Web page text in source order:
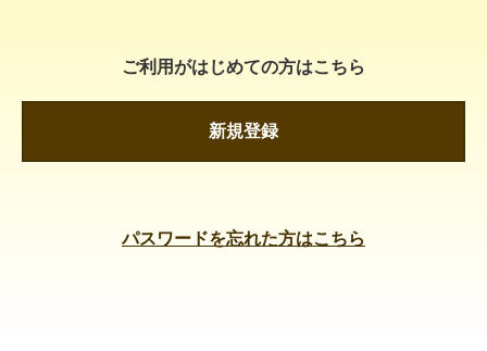
ご利用がはじめての方はこちら
新規登録
パスワードを忘れた方はこちら